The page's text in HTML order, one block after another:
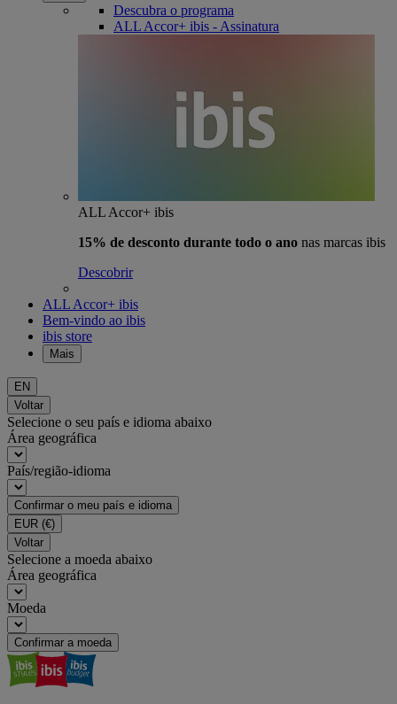
Descubra o programa
ALL Accor+ ibis - Assinatura
ALL Accor+ ibis
15% de desconto durante todo o ano nas marcas ibis
Descobrir
ALL Accor+ ibis
Bem-vindo ao ibis
ibis store
Mais
EN
Voltar
Selecione o seu país e idioma abaixo
Área geográfica
País/região-idioma
Confirmar o meu país e idioma
EUR (€)
Voltar
Selecione a moeda abaixo
Área geográfica
Moeda
Confirmar a moeda